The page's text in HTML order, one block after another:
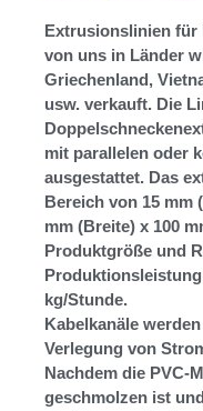
Extrusionslinien für
von uns in Länder
Griechenland,
usw. verkauft. Die
mit parallelen oder
ausgestattet. Das
Bereich von 15 mm
mm (Breite) x 100
Produktgröße und
kg/Stunde.
Kabelkanäle
Verlegung von
Nachdem die PVC-
geschmolzen ist